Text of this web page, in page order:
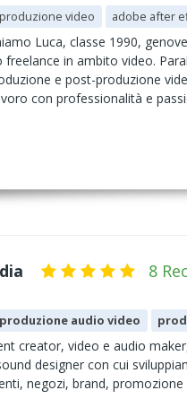
produzione video adobe after
Luca, classe 1990,
in ambito video.
e post-produzione
con professionalità e
8
produzione audio video
creator, video e audio
designer con cui
negozi, brand,